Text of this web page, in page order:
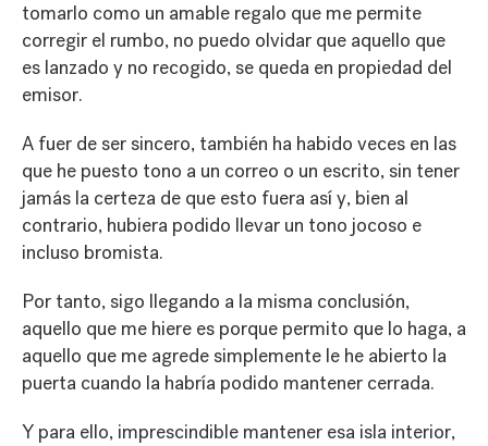
tomarlo como un amable regalo que me permite
corregir el rumbo, no puedo olvidar que aquello que
es lanzado y no recogido, se queda en propiedad del
emisor.
A fuer de ser sincero, también ha habido veces en las
que he puesto tono a un correo o un escrito, sin tener
jamás la certeza de que esto fuera así y, bien al
contrario, hubiera podido llevar un tono jocoso e
incluso bromista.
Por tanto, sigo llegando a la misma conclusión,
aquello que me hiere es porque permito que lo haga, a
aquello que me agrede simplemente le he abierto la
puerta cuando la habría podido mantener cerrada.
Y para ello, imprescindible mantener esa isla interior,